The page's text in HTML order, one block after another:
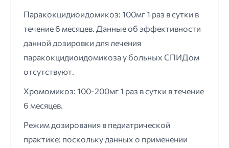
Паракокцидиоидомикоз: 100мг 1 раз в сутки в
течение 6 месяцев. Данные об эффективности
данной дозировки для лечения
паракокцидиоидомикоза у больных СПИДом
отсутствуют.
Хромомикоз: 100-200мг 1 раз в сутки в течение
6 месяцев.
Режим дозирования в педиатрической
практике: поскольку данных о применении